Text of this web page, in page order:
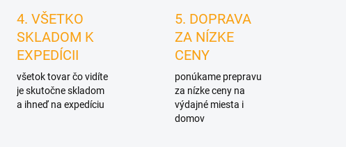
4. VŠETKO
SKLADOM K
EXPEDÍCII
všetok tovar čo vidíte
je skutočne skladom
a ihneď na expedíciu
5. DOPRAVA
ZA NÍZKE
CENY
ponúkame prepravu
za nízke ceny na
výdajné miesta i
domov